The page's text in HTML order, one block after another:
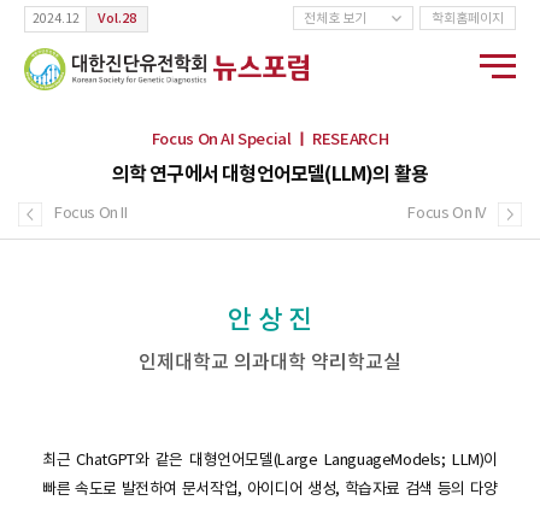
2024.12 Vol.28 전체호 보기 학회홈페이지
Focus On AI Special ㅣ RESEARCH
의학 연구에서 대형언어모델(LLM)의 활용
Focus On II Focus On IV
안 상 진
인제대학교 의과대학 약리학교실
최근 ChatGPT와 같은 대형언어모델(Large LanguageModels; LLM)이
빠른 속도로 발전하여 문서작업, 아이디어 생성, 학습자료 검색 등의 다양